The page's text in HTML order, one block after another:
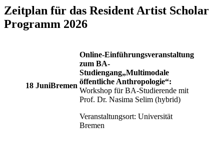
Zeitplan für das Resident Artist Scholar
Programm 2026
18 JuniBremen
Online-Einführungsveranstaltung
zum BA-
Studiengang„Multimodale
öffentliche Anthropologie“:
Workshop für BA-Studierende mit
Prof. Dr. Nasima Selim (hybrid)
Veranstaltungsort: Universität
Bremen